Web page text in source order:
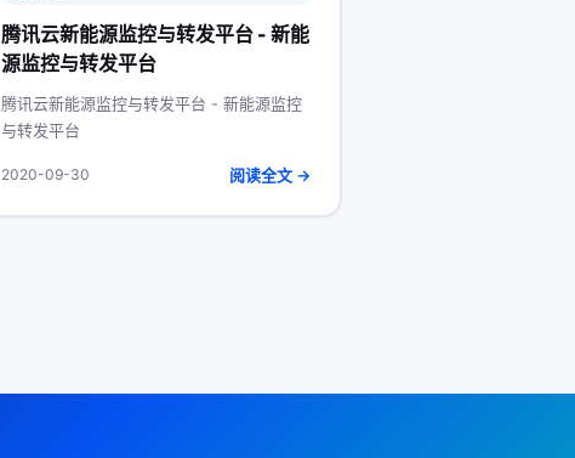
腾讯云新能源监控与转发平台 - 新能
源监控与转发平台
腾讯云新能源监控与转发平台 - 新能源监控
与转发平台
2020-09-30 阅读全文 →